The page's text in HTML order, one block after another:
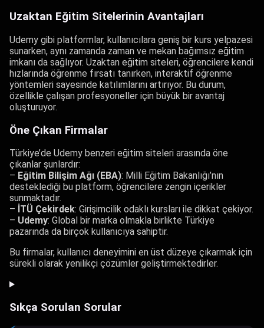
Uzaktan Eğitim Sitelerinin Avantajları
Udemy gibi platformlar, kullanıcılara geniş bir kurs yelpazesi
sunarken, aynı zamanda zaman ve mekan bağımsız eğitim
imkanı da sağlıyor. Uzaktan eğitim siteleri, öğrencilere kendi
hızlarında öğrenme fırsatı tanırken, interaktif öğrenme
yöntemleri sayesinde katılımlarını artırıyor. Bu durum,
özellikle çalışan profesyoneller için büyük bir avantaj
oluşturuyor.
Öne Çıkan Firmalar
Türkiye’de Udemy benzeri eğitim siteleri arasında öne
çıkanlar şunlardır:
– Eğitim Bilişim Ağı (EBA): Milli Eğitim Bakanlığı’nın
desteklediği bu platform, öğrencilere zengin içerikler
sunmaktadır.
– İTÜ Çekirdek: Girişimcilik odaklı kursları ile dikkat çekiyor.
– Udemy: Global bir marka olmakla birlikte Türkiye
pazarında da birçok kullanıcıya sahiptir.
Bu firmalar, kullanıcı deneyimini en üst düzeye çıkarmak için
sürekli olarak yenilikçi çözümler geliştirmektedirler.
Sıkça Sorulan Sorular